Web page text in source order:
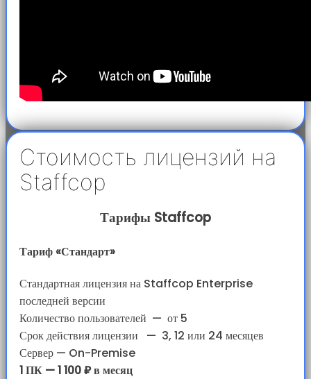
Стоимость лицензий на
Staffcop
Тарифы Staffcop
Тариф «Стандарт»
Стандартная лицензия на Staffcop Enterprise
последней версии
Количество пользователей — от 5
Срок действия лицензии
— 3, 12 или 24 месяцев
Сервер — On-Premise
1 ПК — 1 100 ₽ в месяц